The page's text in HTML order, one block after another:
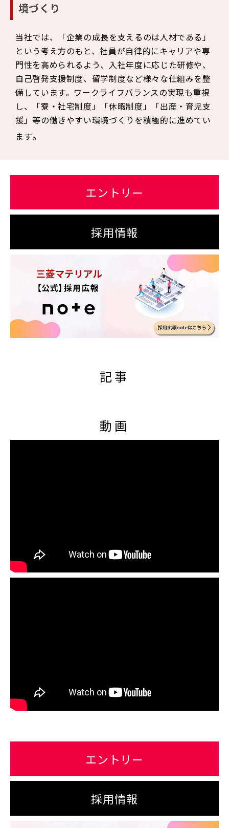
境づくり
当社では、「企業の成長を支えるのは人材である」
という考え方のもと、社員が自律的にキャリアや専
門性を高められるよう、入社年度に応じた研修や、
自己啓発支援制度、留学制度など様々な仕組みを整
備しています。ワークライフバランスの実現も重視
し、「寮・社宅制度」「休暇制度」「出産・育児支
援」等の働きやすい環境づくりを積極的に進めてい
ます。
エントリー
採用情報
記事
動画
エントリー
採用情報